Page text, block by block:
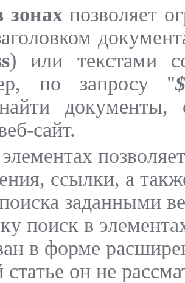
позволяет
) или текстами
по запросу "
документы,
сайт.
ссылки, а
заданными
поиск в
в форме
он не